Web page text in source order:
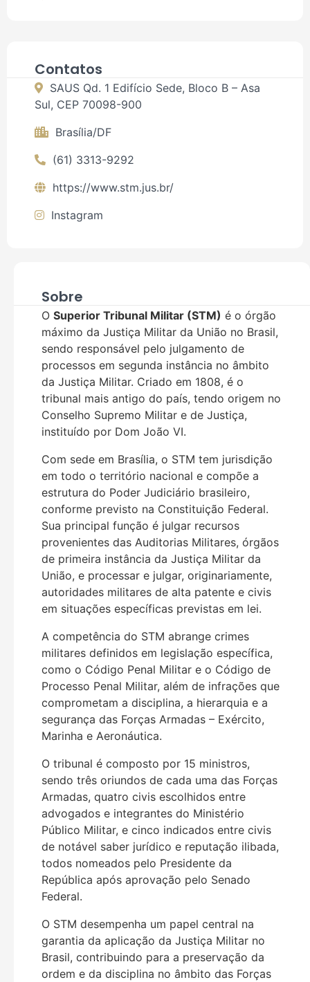
Contatos
SAUS Qd. 1 Edifício Sede, Bloco B – Asa
Sul, CEP 70098-900
Brasília/DF
(61) 3313-9292
https://www.stm.jus.br/
Instagram
Sobre
O Superior Tribunal Militar (STM) é o órgão
máximo da Justiça Militar da União no Brasil,
sendo responsável pelo julgamento de
processos em segunda instância no âmbito
da Justiça Militar. Criado em 1808, é o
tribunal mais antigo do país, tendo origem no
Conselho Supremo Militar e de Justiça,
instituído por Dom João VI.
Com sede em Brasília, o STM tem jurisdição
em todo o território nacional e compõe a
estrutura do Poder Judiciário brasileiro,
conforme previsto na Constituição Federal.
Sua principal função é julgar recursos
provenientes das Auditorias Militares, órgãos
de primeira instância da Justiça Militar da
União, e processar e julgar, originariamente,
autoridades militares de alta patente e civis
em situações específicas previstas em lei.
A competência do STM abrange crimes
militares definidos em legislação específica,
como o Código Penal Militar e o Código de
Processo Penal Militar, além de infrações que
comprometam a disciplina, a hierarquia e a
segurança das Forças Armadas – Exército,
Marinha e Aeronáutica.
O tribunal é composto por 15 ministros,
sendo três oriundos de cada uma das Forças
Armadas, quatro civis escolhidos entre
advogados e integrantes do Ministério
Público Militar, e cinco indicados entre civis
de notável saber jurídico e reputação ilibada,
todos nomeados pelo Presidente da
República após aprovação pelo Senado
Federal.
O STM desempenha um papel central na
garantia da aplicação da Justiça Militar no
Brasil, contribuindo para a preservação da
ordem e da disciplina no âmbito das Forças